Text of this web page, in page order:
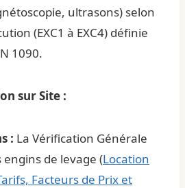
ultrasons) selon
(EXC1 à EXC4) définie
1090.
sur Site :
: La Vérification Générale
engins de levage (Location
Facteurs de Prix et